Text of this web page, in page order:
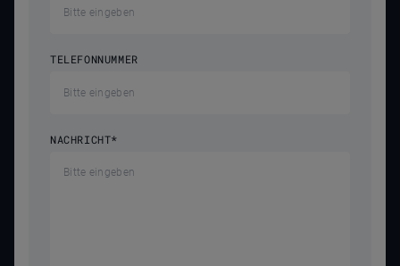
TELEFONNUMMER
NACHRICHT*